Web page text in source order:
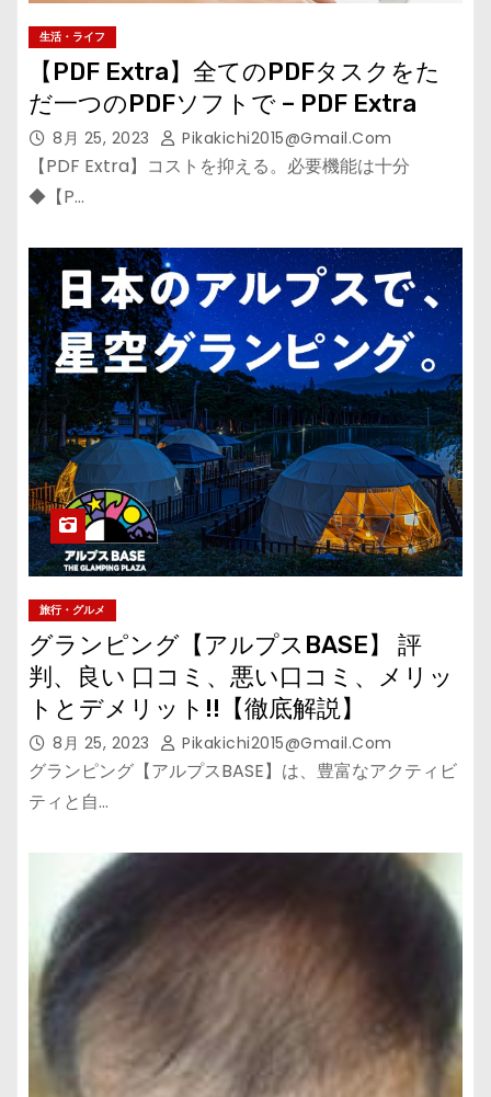
生活・ライフ
【PDF Extra】全てのPDFタスクをた
だ一つのPDFソフトで – PDF Extra
8月 25, 2023 Pikakichi2015@gmail.com
【PDF Extra】コストを抑える。必要機能は十分
◆【P…
旅行・グルメ
グランピング【アルプスBASE】 評
判、良い 口コミ、悪い口コミ、メリッ
トとデメリット!!【徹底解説】
8月 25, 2023 Pikakichi2015@gmail.com
グランピング【アルプスBASE】は、豊富なアクティビ
ティと自…